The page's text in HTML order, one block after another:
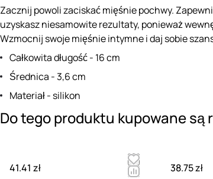
Zacznij powoli zaciskać mięśnie pochwy.
uzyskasz niesamowite rezultaty, ponieważ
Wzmocnij swoje mięśnie intymne i daj sobie
Całkowita długość - 16 cm
Średnica - 3,6 cm
Materiał - silikon
Do tego produktu kupowane są
41.41 zł 38.75 zł